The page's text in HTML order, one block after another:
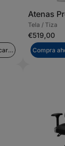
Añadir al carrito
Atenas
Tela / Tiza
€519,00
Compra